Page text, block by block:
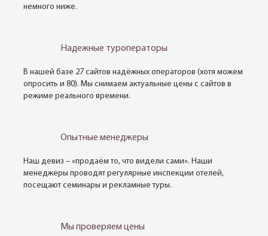
немного ниже.
Надежные туроператоры
В нашей базе 27 сайтов надёжных операторов (хотя можем
опросить и 80). Мы снимаем актуальные цены с сайтов в
режиме реального времени.
Опытные менеджеры
Наш девиз – «продаём то, что видели сами». Наши
менеджеры проводят регулярные инспекции отелей,
посещают семинары и рекламные туры.
Мы проверяем цены